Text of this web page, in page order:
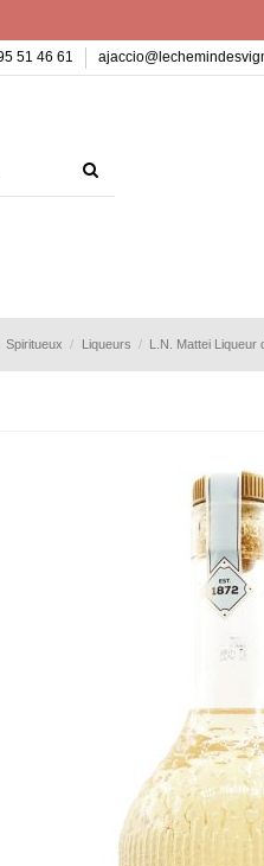
51 46 61
Spiritueux Liqueurs L.N. Mattei